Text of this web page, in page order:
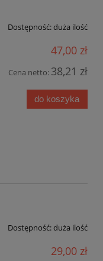
Dostępność:duża ilość
47,00 zł
Cena netto: 38,21 zł
do koszyka
Dostępność:duża ilość
29,00 zł